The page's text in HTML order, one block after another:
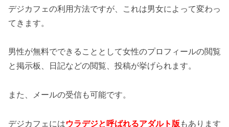
デジカフェの利用方法ですが、これは男女によって変わっ
てきます。
男性が無料でできることとして女性のプロフィールの閲覧
と掲示板、日記などの閲覧、投稿が挙げられます。
また、メールの受信も可能です。
デジカフェにはウラデジと呼ばれるアダルト版 もあります